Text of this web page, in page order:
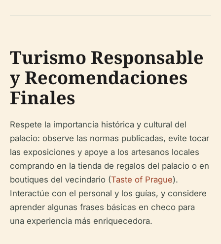
Turismo Responsable
y Recomendaciones
Finales
Respete la importancia histórica y cultural del
palacio: observe las normas publicadas, evite tocar
las exposiciones y apoye a los artesanos locales
comprando en la tienda de regalos del palacio o en
boutiques del vecindario (Taste of Prague).
Interactúe con el personal y los guías, y considere
aprender algunas frases básicas en checo para
una experiencia más enriquecedora.